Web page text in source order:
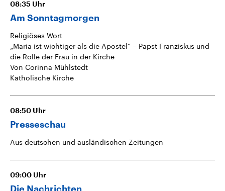
08:35 Uhr
Am Sonntagmorgen
Religiöses Wort
„Maria ist wichtiger als die Apostel“ – Papst Franziskus und
die Rolle der Frau in der Kirche
Von Corinna Mühlstedt
Katholische Kirche
08:50 Uhr
Presseschau
Aus deutschen und ausländischen Zeitungen
09:00 Uhr
Die Nachrichten